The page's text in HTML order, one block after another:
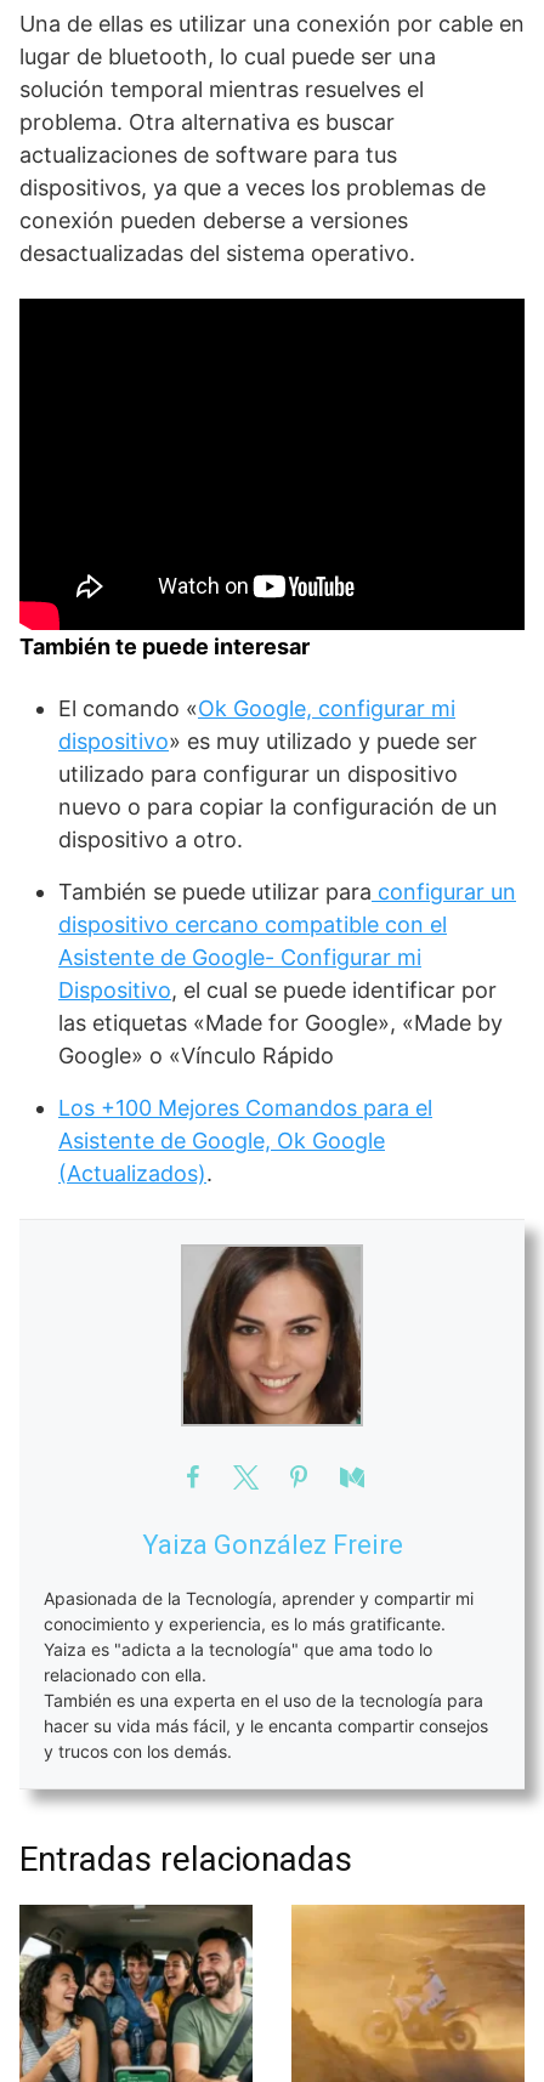
Una de​ ellas es ‌utilizar una conexión por cable‍ en
lugar ⁤de bluetooth, lo cual puede ser una
solución temporal mientras resuelves el
problema. Otra alternativa es buscar
actualizaciones de software para tus
dispositivos, ya que a⁢ veces los problemas de
conexión pueden deberse a versiones
desactualizadas del sistema operativo.
También te puede interesar
El comando «Ok Google, configurar mi
dispositivo» es muy utilizado y puede ser
utilizado para configurar un dispositivo
nuevo o para copiar la configuración de un
dispositivo a otro.
También se puede utilizar para configurar un
dispositivo cercano compatible con el
Asistente de Google- Configurar mi
Dispositivo, el cual se puede identificar por
las etiquetas «Made for Google», «Made by
Google» o «Vínculo Rápido
Los +100 Mejores Comandos para el
Asistente de Google, Ok Google
(Actualizados).
Yaiza González Freire
Apasionada de la Tecnología, aprender y compartir mi
conocimiento y experiencia, es lo más gratificante.
Yaiza es "adicta a la tecnología" que ama todo lo
relacionado con ella.
También es una experta en el uso de la tecnología para
hacer su vida más fácil, y le encanta compartir consejos
y trucos con los demás.
Entradas relacionadas